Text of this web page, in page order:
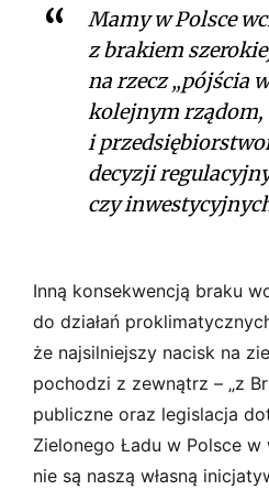
Mamy w Polsce
z brakiem
na rzecz „pójścia
kolejnym
i
decyzji
czy
Inną konsekwencją braku
do działań
że najsilniejszy nacisk na
pochodzi z zewnątrz – „z
publiczne oraz legislacja
Zielonego Ładu w Polsce w
nie są naszą własną